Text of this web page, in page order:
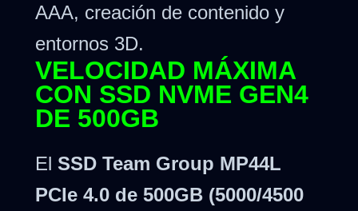
AAA, creación de contenido y
entornos 3D.
VELOCIDAD MÁXIMA
CON SSD NVME GEN4
DE 500GB
El SSD Team Group MP44L
PCIe 4.0 de 500GB (5000/4500